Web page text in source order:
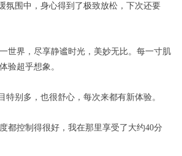
围中，身心得到了极致放松，下次还要
界，尽享静谧时光，美妙无比。每一寸肌
验超乎想象。
别多，也很舒心，每次来都有新体验。
控制得很好，我在那里享受了大约40分